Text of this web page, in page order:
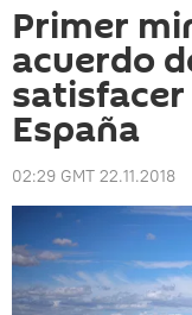
Primer
acuerdo
España
02:29 GMT 22.11.2018